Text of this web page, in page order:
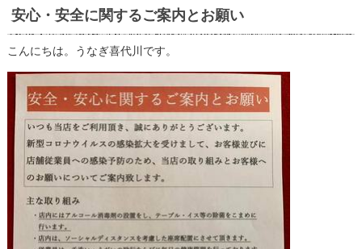
安心・安全に関するご案内とお願い
こんにちは。うなぎ喜代川です。